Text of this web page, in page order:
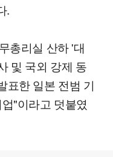
.
총리실 산하 '대
및 국외 강제 동
표한 일본 전범 기
"이라고 덧붙였